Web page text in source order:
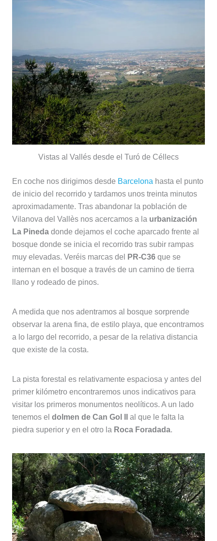
Vistas al Vallés desde el Turó de Céllecs
En coche nos dirigimos desde Barcelona hasta el punto
de inicio del recorrido y tardamos unos treinta minutos
aproximadamente. Tras abandonar la población de
Vilanova del Vallès nos acercamos a la urbanización
La Pinedadonde dejamos el coche aparcado frente al
bosque donde se inicia el recorrido tras subir rampas
muy elevadas. Veréis marcas del
PR-C36que se
internan en el bosque a través de un camino de tierra
llano y rodeado de pinos.
A medida que nos adentramos al bosque sorprende
observar la arena fina, de estilo playa, que encontramos
a lo largo del recorrido, a pesar de la relativa distancia
que existe de la costa.
La pista forestal es relativamente espaciosa y antes del
primer kilómetro encontraremos unos indicativos para
visitar los primeros monumentos neolíticos. A un lado
tenemos el dolmen de Can Gol II
al que le falta la
piedra superior y en el otro la Roca Foradada.